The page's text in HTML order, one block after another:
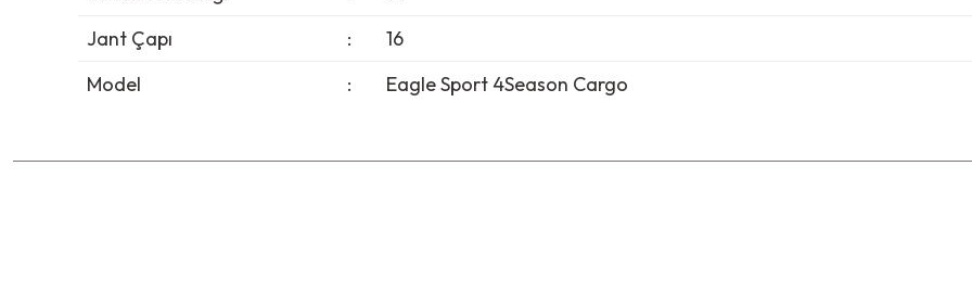
Jant Çapı
:
16
Model
: Eagle Sport 4Season Cargo